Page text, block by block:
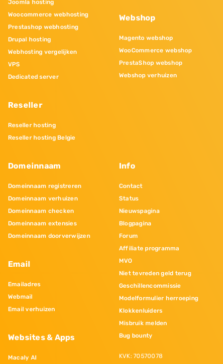
Joomla hosting
Woocommerce webhosting
Prestashop webhosting
Drupal hosting
Webhosting vergelijken
VPS
Dedicated server
Reseller
Reseller hosting
Reseller hosting Belgie
Webshop
Magento webshop
WooCommerce webshop
PrestaShop webshop
Webshop verhuizen
Domeinnaam
Domeinnaam registreren
Domeinnaam verhuizen
Domeinnaam checken
Domeinnaam extensies
Domeinnaam doorverwijzen
Email
Emailadres
Webmail
Email verhuizen
Websites & Apps
Macaly AI
Info
Contact
Status
Nieuwspagina
Blogpagina
Forum
Affiliate programma
MVO
Niet tevreden geld terug
Geschillencommissie
Modelformulier herroeping
Klokkenluiders
Misbruik melden
Bug bounty
KVK: 70570078